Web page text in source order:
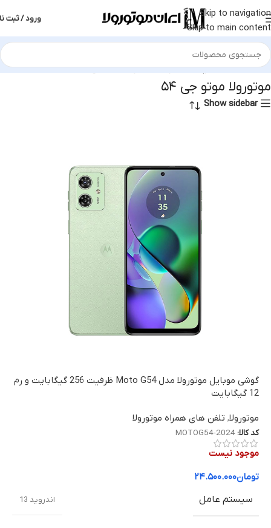
Skip to navigation
Skip to main content
ورود / ثبت
خانه محصولات برچسب خورده “موتورولا موتو جی ۵۴”
موتورولا موتو جی ۵۴
Show sidebar
گوشی موبایل موتورولا مدل Moto G54 ظرفیت 256 گیگابایت و رم
12 گیگابایت
موتورولا, تلفن های همراه موتورولا
کد کالا: MOTOG54-2024
موجود نیست
تومان۲۴.۵۰۰.۰۰۰
سیستم عامل
اندروید 13